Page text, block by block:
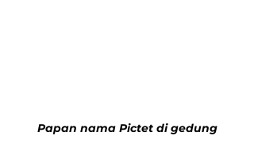
Papan nama Pictet di gedung